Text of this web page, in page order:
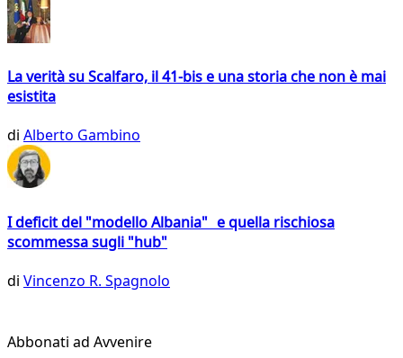
La verità su Scalfaro, il 41-bis e una storia che non è mai
esistita
di Alberto Gambino
I deficit del "modello Albania" e quella rischiosa
scommessa sugli "hub"
di Vincenzo R. Spagnolo
Abbonati ad Avvenire